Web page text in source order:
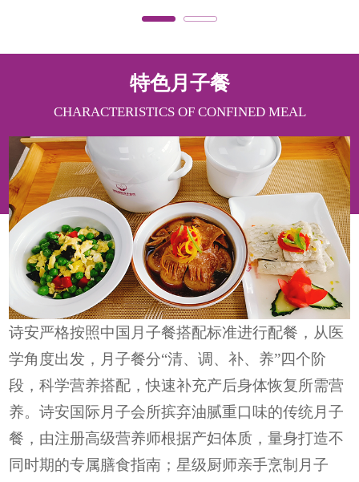
特色月子餐
CHARACTERISTICS OF CONFINED MEAL
诗安严格按照中国月子餐搭配标准进行配餐，从医
学角度出发，月子餐分“清、调、补、养”四个阶
段，科学营养搭配，快速补充产后身体恢复所需营
养。诗安国际月子会所摈弃油腻重口味的传统月子
餐，由注册高级营养师根据产妇体质，量身打造不
同时期的专属膳食指南；星级厨师亲手烹制月子